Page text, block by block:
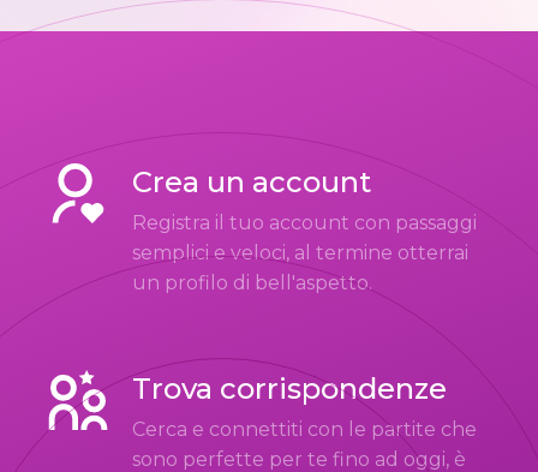
Crea un account
Registra il tuo account con passaggi
semplici e veloci, al termine otterrai
un profilo di bell'aspetto.
Trova corrispondenze
Cerca e connettiti con le partite che
sono perfette per te fino ad oggi, è